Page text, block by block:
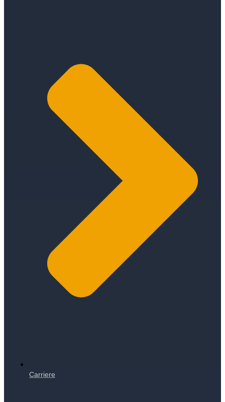
Carriere